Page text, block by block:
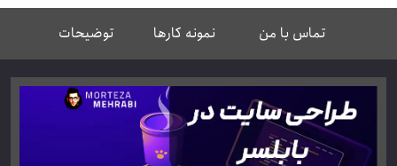
تماس با من نمونه کارها توضیحات